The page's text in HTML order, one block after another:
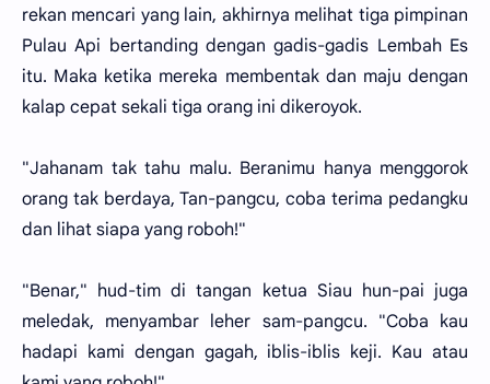
rekan mencari yang lain, akhirnya melihat tiga pimpinan
Pulau Api bertanding dengan gadis-gadis Lembah Es
itu. Maka ketika mereka membentak dan maju dengan
kalap cepat sekali tiga orang ini dikeroyok.
"Jahanam tak tahu malu. Beranimu hanya menggorok
orang tak berdaya, Tan-pangcu, coba terima pedangku
dan lihat siapa yang roboh!"
"Benar," hud-tim di tangan ketua Siau hun-pai juga
meledak, menyambar leher sam-pangcu. "Coba kau
hadapi kami dengan gagah, iblis-iblis keji. Kau atau